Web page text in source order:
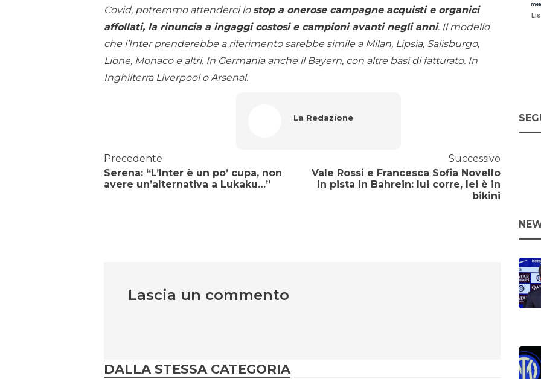
Covid, potremmo attenderci lostop a onerose campagne acquisti e organici
affollati, la rinuncia a ingaggi costosi e campioni avanti negli anni. Il modello
che l’Inter prenderebbe a riferimento sarebbe simile a Milan, Lipsia, Salisburgo,
Lione, Monaco e altri. In Germania anche il Bayern, con altre basi di fatturato. In
Inghilterra Liverpool o Arsenal.
La Redazione
Precedente
Serena: “L’Inter è un po’ cupa, non
avere un’alternativa a Lukaku…”
Successivo
Vale Rossi e Francesca Sofia Novello
in pista in Bahrein: lui corre, lei è in
bikini
Lascia un commento
DALLA STESSA CATEGORIA